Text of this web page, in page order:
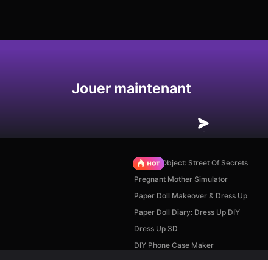
Jouer maintenant
Hidden Object: Street Of Secrets
Pregnant Mother Simulator
Paper Doll Makeover & Dress Up
Paper Doll Diary: Dress Up DIY
Dress Up 3D
DIY Phone Case Maker